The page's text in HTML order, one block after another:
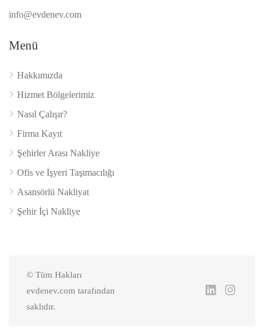
info@evdenev.com
Menü
Hakkımızda
Hizmet Bölgelerimiz
Nasıl Çalışır?
Firma Kayıt
Şehirler Arası Nakliye
Ofis ve İşyeri Taşımacılığı
Asansörlü Nakliyat
Şehir İçi Nakliye
© Tüm Hakları
evdenev.com tarafından
saklıdır.